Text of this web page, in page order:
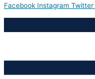
Facebook Instagram Twitter